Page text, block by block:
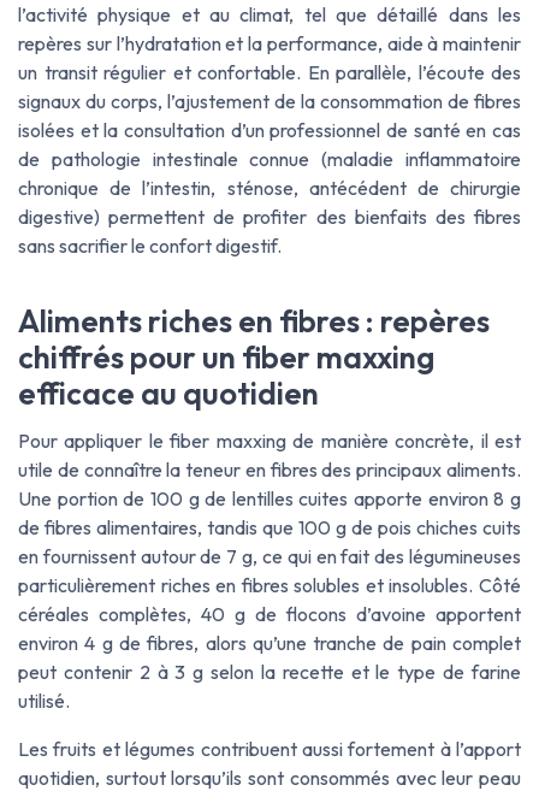
l’activité physique et au climat, tel que détaillé dans les
repères sur l’hydratation et la performance, aide à maintenir
un transit régulier et confortable. En parallèle, l’écoute des
signaux du corps, l’ajustement de la consommation de fibres
isolées et la consultation d’un professionnel de santé en cas
de pathologie intestinale connue (maladie inflammatoire
chronique de l’intestin, sténose, antécédent de chirurgie
digestive) permettent de profiter des bienfaits des fibres
sans sacrifier le confort digestif.
Aliments riches en fibres : repères
chiffrés pour un fiber maxxing
efficace au quotidien
Pour appliquer lefiber maxxingde manière concrète, il est
utile de connaître la teneur en fibres des principaux aliments.
Une portion de 100 g de lentilles cuites apporte environ 8 g
de fibres alimentaires, tandis que 100 g de pois chiches cuits
en fournissent autour de 7 g, ce qui en fait des légumineuses
particulièrement riches en fibres solubles et insolubles. Côté
céréales complètes, 40 g de flocons d’avoine apportent
environ 4 g de fibres, alors qu’une tranche de pain complet
peut contenir 2 à 3 g selon la recette et le type de farine
utilisé.
Les fruits et légumes contribuent aussi fortement à l’apport
quotidien, surtout lorsqu’ils sont consommés avec leur peau